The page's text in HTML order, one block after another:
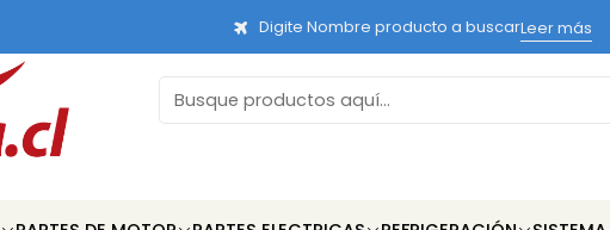
Digite Nombre producto a buscarLeer más